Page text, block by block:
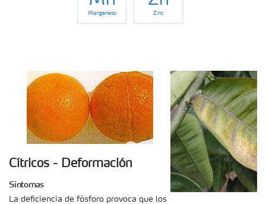
Manganeso Zinc
Cítricos - Deformación
Síntomas
La deficiencia de fósforo provoca que los